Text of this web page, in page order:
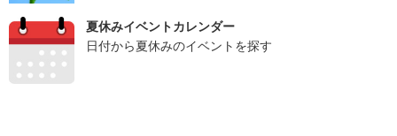
夏休みイベントカレンダー
日付から夏休みのイベントを探す